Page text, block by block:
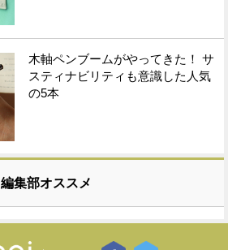
木軸ペンブームがやってきた！ サ
スティナビリティも意識した人気
の5本
編集部オススメ